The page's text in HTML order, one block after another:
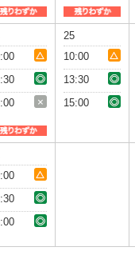
25
10:00
13:30
15:00